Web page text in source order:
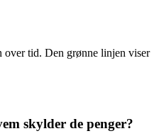
over tid. Den grønne linjen viser
skylder de penger?